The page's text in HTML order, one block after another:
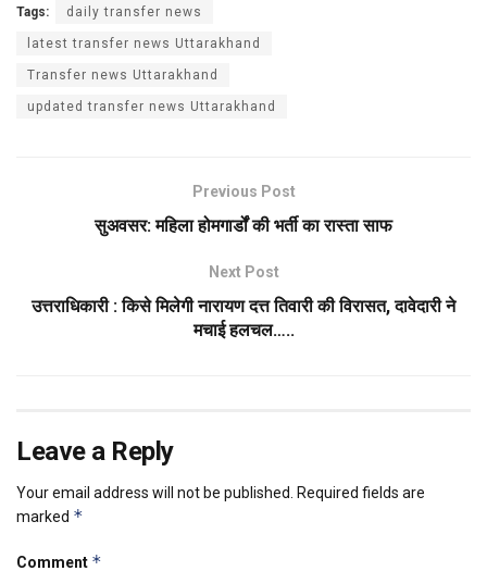
Tags: daily transfer news
latest transfer news Uttarakhand
Transfer news Uttarakhand
updated transfer news Uttarakhand
Previous Post
सुअवसर: महिला होमगार्डों की भर्ती का रास्ता साफ
Next Post
उत्तराधिकारी : किसे मिलेगी नारायण दत्त तिवारी की विरासत, दावेदारी ने
मचाई हलचल…..
Leave a Reply
Your email address will not be published.
Required fields are
marked *
Comment *